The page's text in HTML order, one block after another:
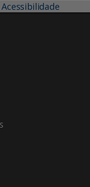
Acessibilidade